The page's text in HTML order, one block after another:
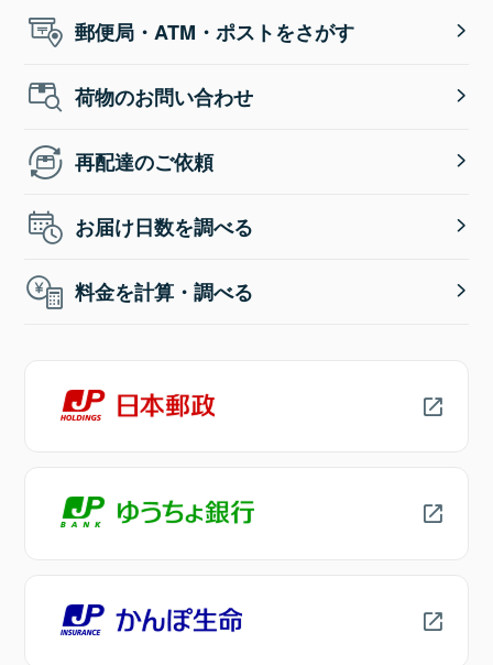
郵便局・ATM・ポストをさがす
荷物のお問い合わせ
再配達のご依頼
お届け日数を調べる
料金を計算・調べる